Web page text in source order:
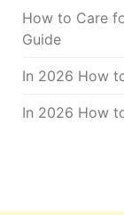
How to Care
Guide
In 2026 How
In 2026 How